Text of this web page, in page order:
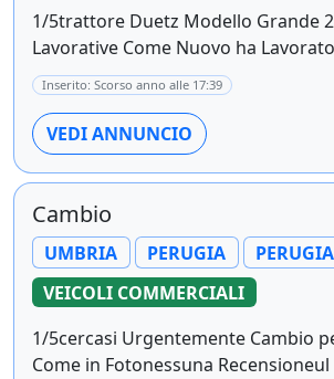
1/5trattore Duetz Modello Grande
Lavorative Come Nuovo ha
Inserito: Scorso anno alle 17:39
VEDI ANNUNCIO
Cambio
UMBRIA PERUGIA
PERUGIA
VEICOLI COMMERCIALI
1/5cercasi Urgentemente Cambio
Come in Fotonessuna Recensioneul